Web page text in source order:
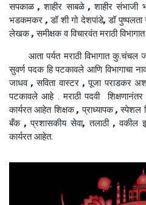
सपकाळ,शाहीर साबळे ,शाहीर संभाजी
भडकमकर ,डॉ शी गो देशपांडे,डॉ पुष्पलता
लेखक,समीक्षक व विचारवंत मराठी
आता पर्यत मराठी विभागात कु.चंचल
सुवर्ण पदक हि पटकावले आणि विभागाचा
जाधव ,सविता वास्टर ,पूजा पराडकर अशा
पटकावले आहे . मराठी पदवी शिक्षणानंतर
कार्यरत आहेत शिक्षक,प्राध्यापक,स्पेशल
बँक ,प्रशासकीय सेवा,तलाठी ,वकील
कार्यरत आहेत.